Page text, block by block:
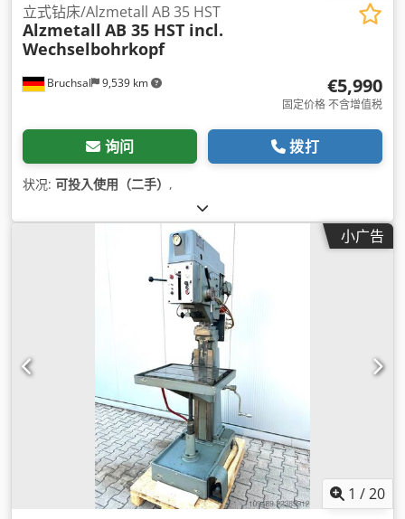
Bruchsal 9,539 km
立式钻床/Alzmetall AB 35 HST
Alzmetall AB 35 HST incl.
Wechselbohrkopf
€5,990
固定价格 不含增值税
询问 拨打
状况: 可投入使用（二手） ,
小广告
1 /20